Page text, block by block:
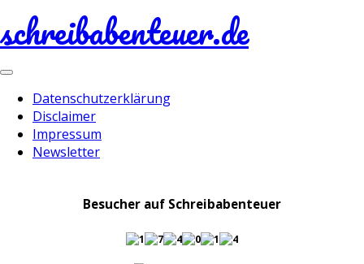
schreibabenteuer.de
Toggle
Datenschutzerklärung
Disclaimer
Impressum
Newsletter
Besucher auf Schreibabenteuer